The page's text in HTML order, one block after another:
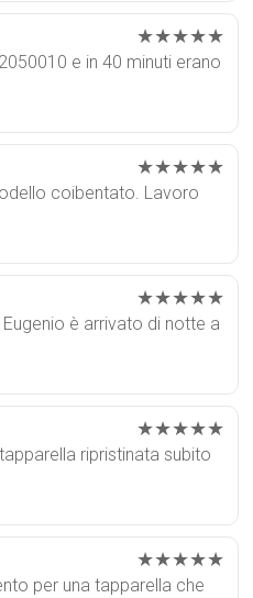
★★★★★
e in 40 minuti erano
★★★★★
coibentato. Lavoro
★★★★★
è arrivato di notte a
★★★★★
ripristinata subito
★★★★★
per una tapparella che